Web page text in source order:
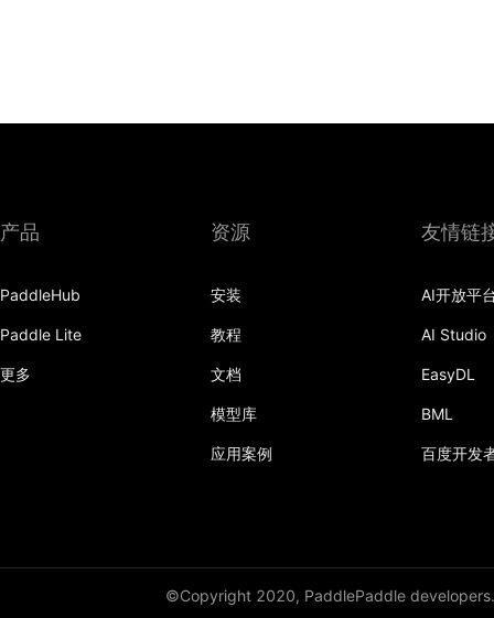
产品
PaddleHub
Paddle Lite
更多
资源
安装
教程
文档
模型库
应用案例
友情链
AI开放平
AI Studio
EasyDL
BML
百度开发
©Copyright 2020, PaddlePaddle developers.